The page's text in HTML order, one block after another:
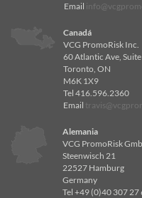
Email
Canadá
VCG PromoRisk Inc.
60 Atlantic Ave,
Toronto, ON
M6K 1X9
Tel 416.596.2360
Email
Alemania
VCG PromoRisk
Steenwisch 21
22527 Hamburg
Germany
Tel +49 (0)40 307 27